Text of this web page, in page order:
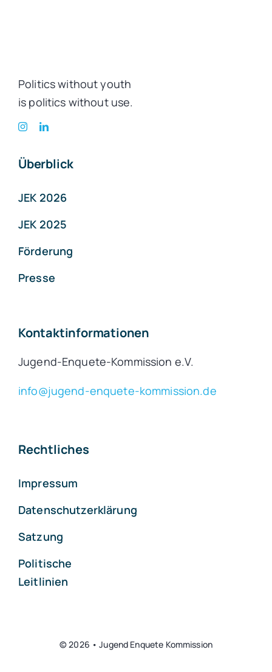
Politics without youth
is politics without use.
Überblick
JEK 2026
JEK 2025
Förderung
Presse
Kontaktinformationen
Jugend-Enquete-Kommission e.V.
info@jugend-enquete-kommission.de
Rechtliches
Impressum
Datenschutzerklärung
Satzung
Politische
Leitlinien
© 2026 • Jugend Enquete Kommission